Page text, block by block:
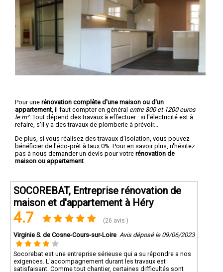
Pour une rénovation complête d'une maison ou d'un
appartement , il faut compter en général entre 800 et 1200 euros
le m². Tout dépend des travaux à effectuer : si l'électricité est à
refaire, s'il y a des travaux de plomberie à prévoir...
De plus, si vous réalisez des travaux d'isolation, vous pouvez
bénéficier de l'éco-prêt à taux 0%. Pour en savoir plus, n'hésitez
pas à nous demander un devis pour votre rénovation de
maison ou appartement
SOCOREBAT, Entreprise rénovation de
maison et d'appartement à Héry
4.7 (26 avis )
Virginie S. de Cosne-Cours-sur-Loire Avis déposé le 09/06/2023
Socorebat est une entreprise sérieuse qui a su répondre a nos
exigences. L'accompagnement durant les travaux est
satisfaisant. Comme tout chantier, certaines difficultés sont